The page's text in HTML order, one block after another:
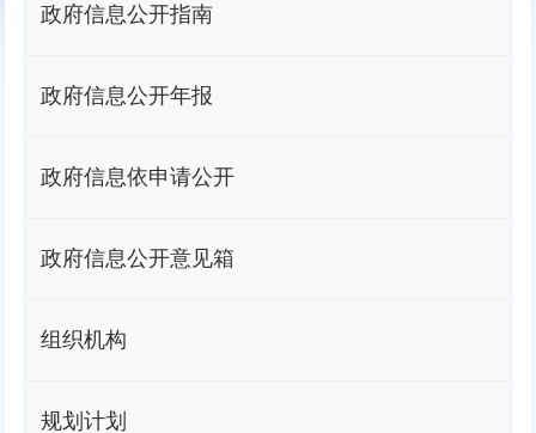
政府信息公开指南
政府信息公开年报
政府信息依申请公开
政府信息公开意见箱
组织机构
规划计划